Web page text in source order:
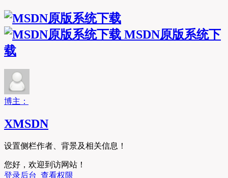
MSDN原版系统下
载
博主：
XMSDN
设置侧栏作者、背景及相关信息！
您好，欢迎到访网站！
登录后台 查看权限